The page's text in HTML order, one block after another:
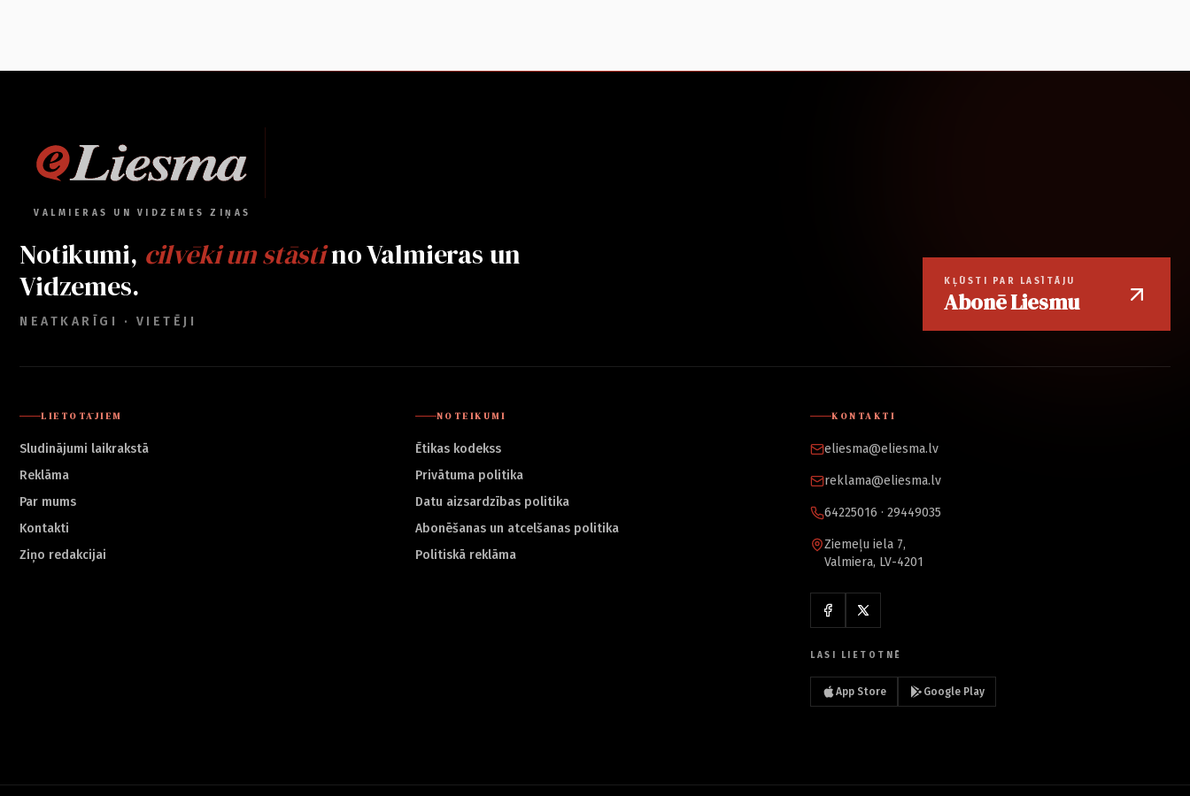
VALMIERAS UN VIDZEMES ZIŅAS
Notikumi, cilvēki un stāstino Valmieras un
Vidzemes.
NEATKARĪGI · VIETĒJI
KĻŪSTI PAR LASĪTĀJU
Abonē Liesmu
LIETOTĀJIEM
Sludinājumi laikrakstā
Reklāma
Par mums
Kontakti
Ziņo redakcijai
NOTEIKUMI
Ētikas kodekss
Privātuma politika
Datu aizsardzības politika
Abonēšanas un atcelšanas politika
Politiskā reklāma
KONTAKTI
eliesma@eliesma.lv
reklama@eliesma.lv
64225016 · 29449035
Ziemeļu iela 7,
Valmiera, LV-4201
LASI LIETOTNĒ
App Store Google Play